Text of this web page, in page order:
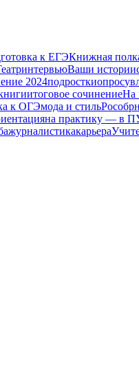
к ЕГЭКнижная
интервьюВаши истории
2024подросткиопрос
итоговое сочинениеНа
к ОГЭмода и стиль
на практику — в
журналистикакарьера